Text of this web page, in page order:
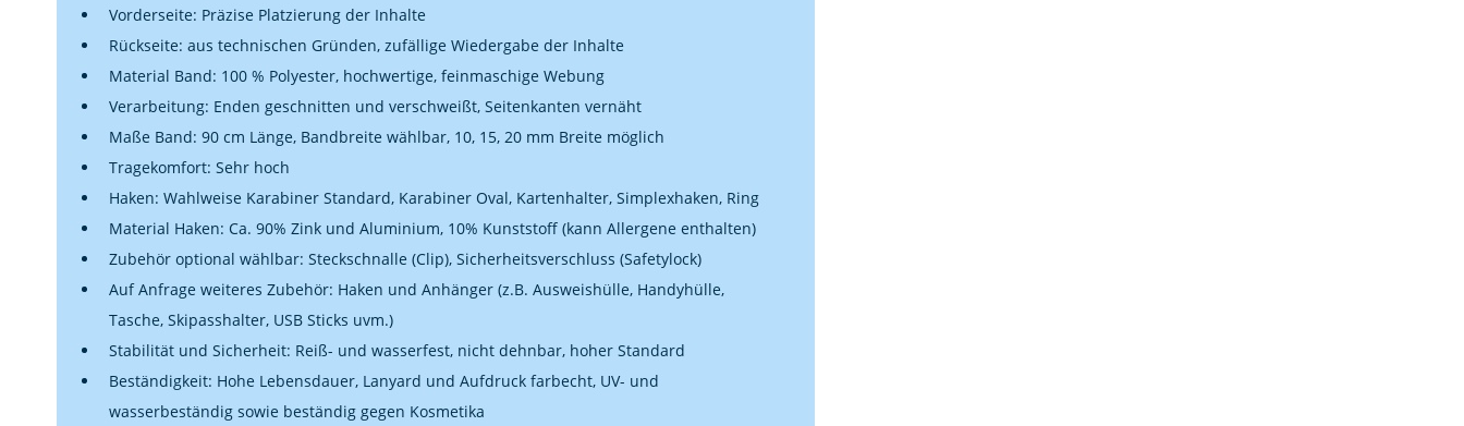
Vorderseite: Präzise Platzierung der Inhalte
Rückseite: aus technischen Gründen, zufällige Wiedergabe der Inhalte
Material Band: 100 % Polyester, hochwertige, feinmaschige Webung
Verarbeitung: Enden geschnitten und verschweißt, Seitenkanten vernäht
Maße Band: 90 cm Länge, Bandbreite wählbar, 10, 15, 20 mm Breite möglich
Tragekomfort: Sehr hoch
Haken: Wahlweise Karabiner Standard, Karabiner Oval, Kartenhalter, Simplexhaken, Ring
Material Haken: Ca. 90% Zink und Aluminium, 10% Kunststoff (kann Allergene enthalten)
Zubehör optional wählbar: Steckschnalle (Clip), Sicherheitsverschluss (Safetylock)
Auf Anfrage weiteres Zubehör: Haken und Anhänger (z.B. Ausweishülle, Handyhülle,
Tasche, Skipasshalter, USB Sticks uvm.)
Stabilität und Sicherheit: Reiß- und wasserfest, nicht dehnbar, hoher Standard
Beständigkeit: Hohe Lebensdauer, Lanyard und Aufdruck farbecht, UV- und
wasserbeständig sowie beständig gegen Kosmetika